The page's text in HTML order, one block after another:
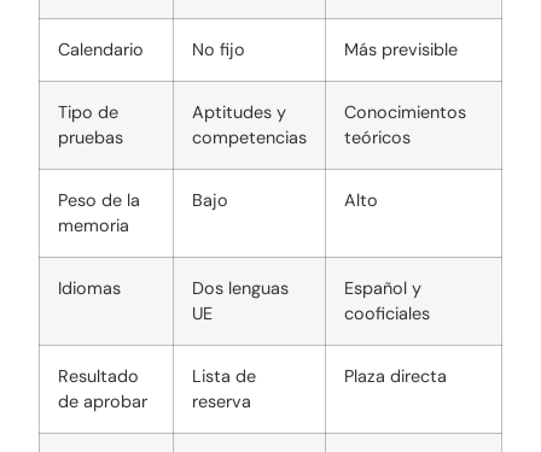
Calendario No fijo Más previsible
Tipo de
pruebas
Aptitudes y
competencias
Conocimientos
teóricos
Peso de la
memoria
Bajo Alto
Idiomas
Dos lenguas
UE
Español y
cooficiales
Resultado
de aprobar
Lista de
reserva
Plaza directa